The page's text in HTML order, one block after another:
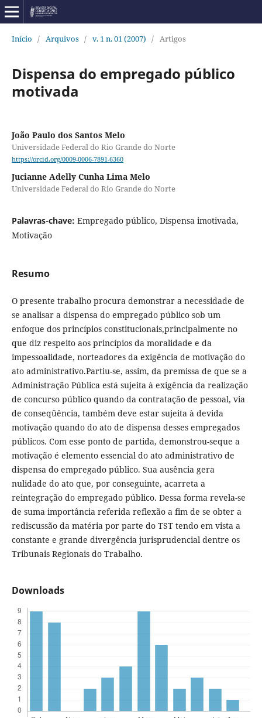
Início / Arquivos / v. 1 n. 01 (2007) / Artigos
Dispensa do empregado público
motivada
João Paulo dos Santos Melo
Universidade Federal do Rio Grande do Norte
https://orcid.org/0009-0006-7891-6360
Jucianne Adelly Cunha Lima Melo
Universidade Federal do Rio Grande do Norte
Palavras-chave: Empregado público, Dispensa imotivada,
Motivação
Resumo
O presente trabalho procura demonstrar a necessidade de
se analisar a dispensa do empregado público sob um
enfoque dos princípios constitucionais,principalmente no
que diz respeito aos princípios da moralidade e da
impessoalidade, norteadores da exigência de motivação do
ato administrativo.Partiu-se, assim, da premissa de que se a
Administração Pública está sujeita à exigência da realização
de concurso público quando da contratação de pessoal, via
de conseqüência, também deve estar sujeita à devida
motivação quando do ato de dispensa desses empregados
públicos. Com esse ponto de partida, demonstrou-seque a
motivação é elemento essencial do ato administrativo de
dispensa do empregado público. Sua ausência gera
nulidade do ato que, por conseguinte, acarreta a
reintegração do empregado público. Dessa forma revela-se
de suma importância referida reflexão a fim de se obter a
rediscussão da matéria por parte do TST tendo em vista a
constante e grande divergência jurisprudencial dentre os
Tribunais Regionais do Trabalho.
Downloads